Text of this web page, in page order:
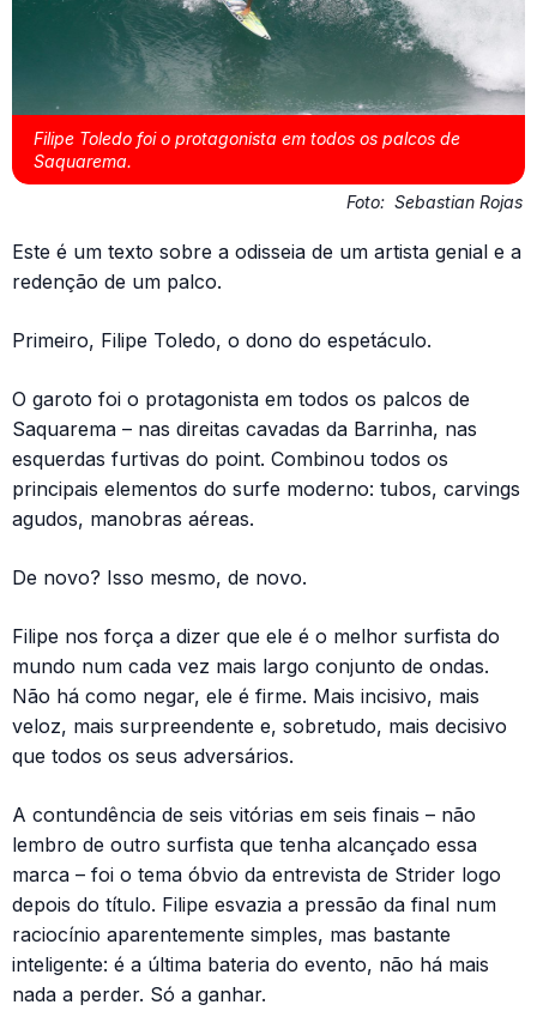
Filipe Toledo foi o protagonista em todos os palcos de
Saquarema.
Foto: Sebastian Rojas
Este é um texto sobre a odisseia de um artista genial e a
redenção de um palco.
Primeiro, Filipe Toledo, o dono do espetáculo.
O garoto foi o protagonista em todos os palcos de
Saquarema – nas direitas cavadas da Barrinha, nas
esquerdas furtivas do point. Combinou todos os
principais elementos do surfe moderno: tubos, carvings
agudos, manobras aéreas.
De novo? Isso mesmo, de novo.
Filipe nos força a dizer que ele é o melhor surfista do
mundo num cada vez mais largo conjunto de ondas.
Não há como negar, ele é firme. Mais incisivo, mais
veloz, mais surpreendente e, sobretudo, mais decisivo
que todos os seus adversários.
A contundência de seis vitórias em seis finais – não
lembro de outro surfista que tenha alcançado essa
marca – foi o tema óbvio da entrevista de Strider logo
depois do título. Filipe esvazia a pressão da final num
raciocínio aparentemente simples, mas bastante
inteligente: é a última bateria do evento, não há mais
nada a perder. Só a ganhar.